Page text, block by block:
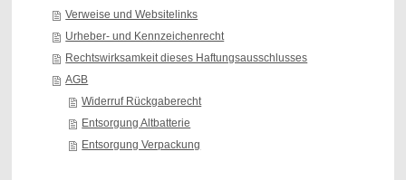
Verweise und Websitelinks
Urheber- und Kennzeichenrecht
Rechtswirksamkeit dieses Haftungsausschlusses
AGB
Widerruf Rückgaberecht
Entsorgung Altbatterie
Entsorgung Verpackung